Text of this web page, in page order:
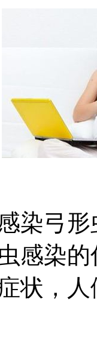
弓形
感染
状，